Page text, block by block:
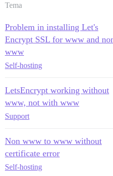
Tema
Problem in installing Let's
Encrypt SSL for www and
www
Self-hosting
LetsEncrypt working without
www, not with www
Support
Non www to www without
certificate error
Self-hosting